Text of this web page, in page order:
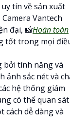
tín về sản xuất
Vantech
đại, 📸Hoàn toàn
tốt trong mọi
bởi tính năng và
ảnh sắc nét và
hệ thống giám
có thể quan sát
cách dễ dàng và